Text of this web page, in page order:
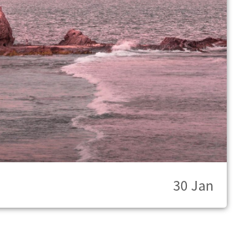
30 Jan